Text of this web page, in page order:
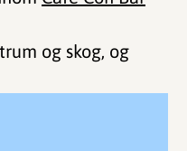
og skog, og